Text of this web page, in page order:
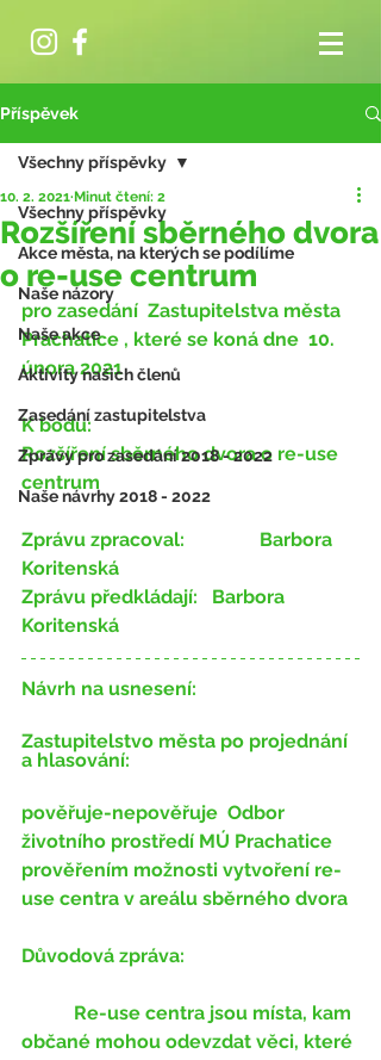
Příspěvek
Všechny příspěvky
Akce města, na kterých se podílíme
Naše názory
Naše akce
Aktivity našich členů
Zasedání zastupitelstva
Zprávy pro zasedání 2018 - 2022
Naše návrhy 2018 - 2022
Všechny příspěvky
Rozšíření sběrného dvora
o re-use centrum
10. 2. 2021 Minut čtení: 2
pro zasedání ​ Zastupitelstva města
Prachatice​ , které se koná dne  10.
února 2021
K bodu:
Rozšíření sběrného dvora o re-use
centrum
Zprávu zpracoval:
Koritenská
Zprávu předkládají:
Koritenská
Návrh na usnesení:
Zastupitelstvo města po projednání
a hlasování:
pověřuje-nepověřuje ​​ Odbor
životního prostředí MÚ Prachatice
prověřením možnosti vytvoření re-
use centra v areálu sběrného dvora
Důvodová zpráva:
občané mohou odevzdat věci, které